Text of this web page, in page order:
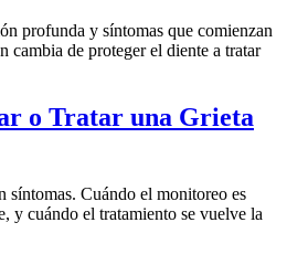
profunda y síntomas que comienzan
cambia de proteger el diente a tratar
o Tratar una Grieta
síntomas. Cuándo el monitoreo es
y cuándo el tratamiento se vuelve la